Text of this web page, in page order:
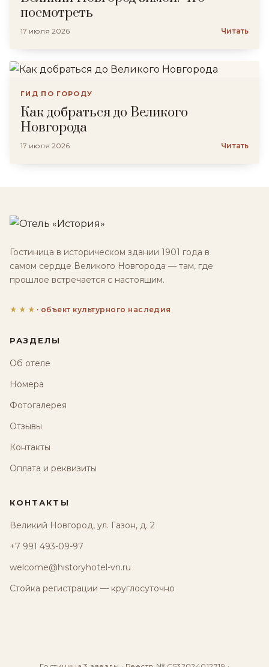
посмотреть
17 июля 2026 Читать
ГИД ПО ГОРОДУ
Как добраться до Великого
Новгорода
17 июля 2026 Читать
Гостиница в историческом здании 1901 года в
самом сердце Великого Новгорода — там, где
прошлое встречается с настоящим.
★★★ · объект культурного наследия
РАЗДЕЛЫ
Об отеле
Номера
Фотогалерея
Отзывы
Контакты
Оплата и реквизиты
КОНТАКТЫ
Великий Новгород, ул. Газон, д. 2
+7 991 493-09-97
welcome@historyhotel-vn.ru
Стойка регистрации — круглосуточно